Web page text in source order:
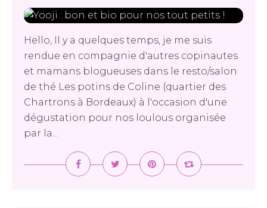
Hello, Il y a quelques temps, je me suis
rendue en compagnie d'autres copinautes
et mamans blogueuses dans le resto/salon
de thé Les potins de Coline (quartier des
Chartrons à Bordeaux) à l'occasion d'une
dégustation pour nos loulous organisée
par la...